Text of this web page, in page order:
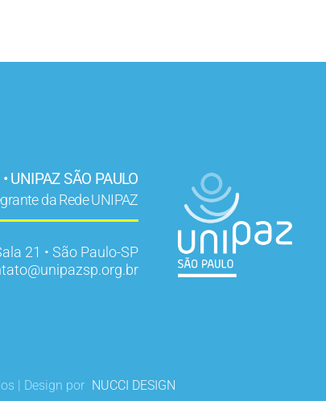
UNIPAZ SÃO PAULO
da Rede UNIPAZ
21 • São Paulo-SP
| Design por NUCCI DESIGN